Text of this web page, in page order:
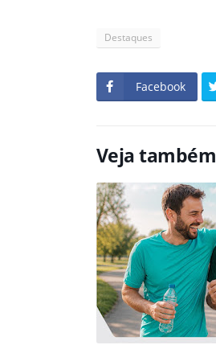
Destaques
Facebook
Veja também